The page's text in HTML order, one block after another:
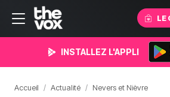
LE
INSTALLEZ L'APPLI
Accueil Actualité Nevers et Nièvre